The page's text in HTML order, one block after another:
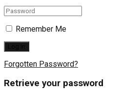
Remember Me
Forgotten Password?
Retrieve your password